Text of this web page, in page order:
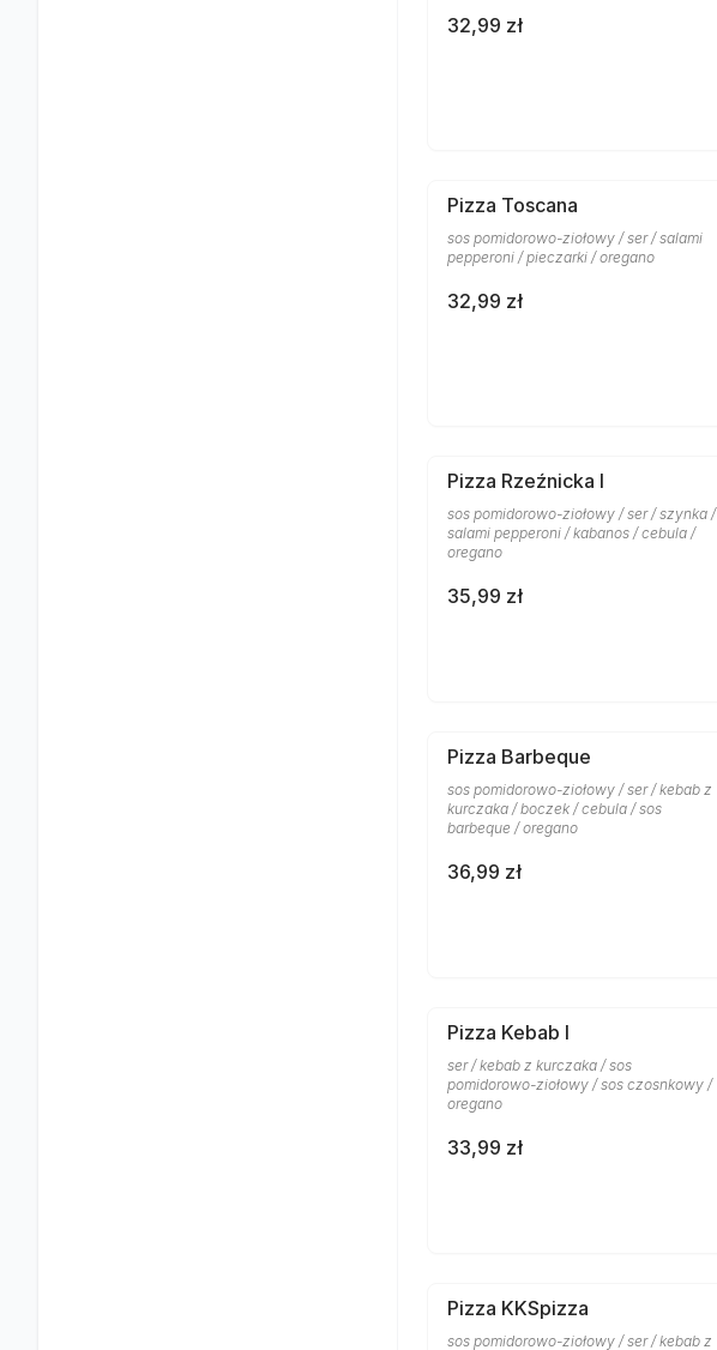
32,99 zł
Pizza Toscana
sos pomidorowo-ziołowy / ser / salami
pepperoni / pieczarki / oregano
32,99 zł
Pizza Rzeźnicka I
sos pomidorowo-ziołowy / ser / szynka /
salami pepperoni / kabanos / cebula /
oregano
35,99 zł
Pizza Barbeque
sos pomidorowo-ziołowy / ser / kebab z
kurczaka / boczek / cebula / sos
barbeque / oregano
36,99 zł
Pizza Kebab I
ser / kebab z kurczaka / sos
pomidorowo-ziołowy / sos czosnkowy /
oregano
33,99 zł
Pizza KKSpizza
sos pomidorowo-ziołowy / ser / kebab z